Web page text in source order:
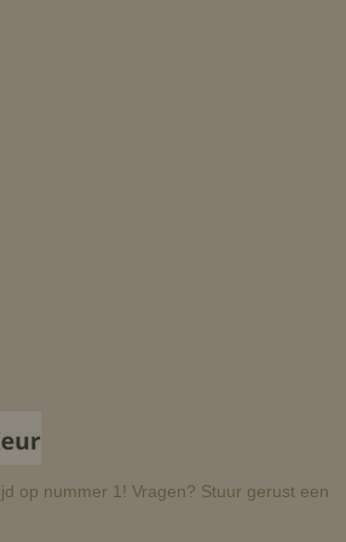
op nummer 1! Vragen? Stuur gerust een